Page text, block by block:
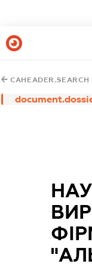
CAHEADER.SEARCH